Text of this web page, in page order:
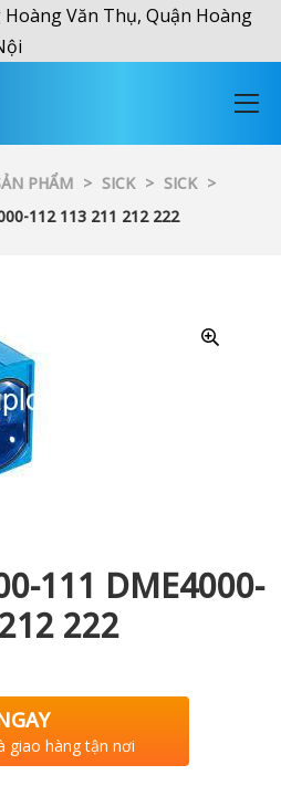
Hoàng Văn Thụ, Quận Hoàng
PHẨM > SICK > SICK >
112 113 211 212 222
111 DME4000-
222
giao hàng tận nơi